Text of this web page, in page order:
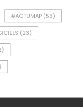
#ACTUMAP (53)
(23)